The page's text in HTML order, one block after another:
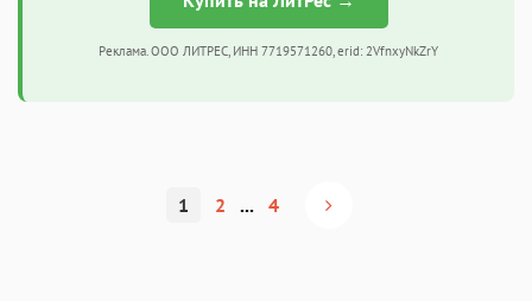
Реклама. ООО ЛИТРЕС, ИНН 7719571260, erid: 2VfnxyNkZrY
1 2 ... 4